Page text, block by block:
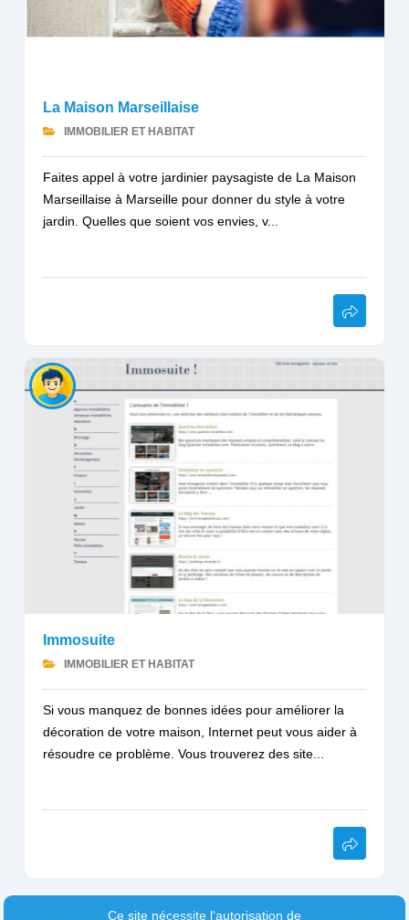
La Maison Marseillaise
IMMOBILIER ET HABITAT
Faites appel à votre jardinier paysagiste de La Maison
Marseillaise à Marseille pour donner du style à votre
jardin. Quelles que soient vos envies, v...
Immosuite
IMMOBILIER ET HABITAT
Si vous manquez de bonnes idées pour améliorer la
décoration de votre maison, Internet peut vous aider à
résoudre ce problème. Vous trouverez des site...
Ce site nécessite l'autorisation de